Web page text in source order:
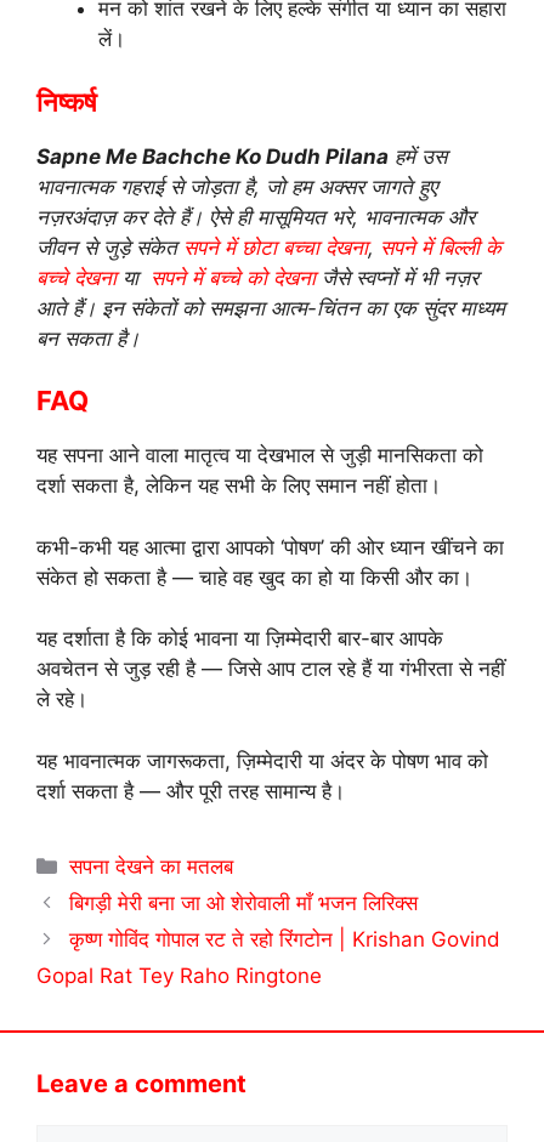
मन को शांत रखने के लिए हल्के संगीत या ध्यान का सहारा
लें।
निष्कर्ष
Sapne Me Bachche Ko Dudh Pilana हमें उस
भावनात्मक गहराई से जोड़ता है, जो हम अक्सर जागते हुए
नज़रअंदाज़ कर देते हैं। ऐसे ही मासूमियत भरे, भावनात्मक और
जीवन से जुड़े संकेत सपने में छोटा बच्चा देखना, सपने में बिल्ली के
बच्चे देखनाया सपने में बच्चे को देखनाजैसे स्वप्नों में भी नज़र
आते हैं। इन संकेतों को समझना आत्म-चिंतन का एक सुंदर माध्यम
बन सकता है।
FAQ
यह सपना आने वाला मातृत्व या देखभाल से जुड़ी मानसिकता को
दर्शा सकता है, लेकिन यह सभी के लिए समान नहीं होता।
कभी-कभी यह आत्मा द्वारा आपको ‘पोषण’ की ओर ध्यान खींचने का
संकेत हो सकता है — चाहे वह खुद का हो या किसी और का।
यह दर्शाता है कि कोई भावना या ज़िम्मेदारी बार-बार आपके
अवचेतन से जुड़ रही है — जिसे आप टाल रहे हैं या गंभीरता से नहीं
ले रहे।
यह भावनात्मक जागरूकता, ज़िम्मेदारी या अंदर के पोषण भाव को
दर्शा सकता है — और पूरी तरह सामान्य है।
Categories
सपना देखने का मतलब
बिगड़ी मेरी बना जा ओ शेरोवाली माँ भजन लिरिक्स
कृष्ण गोविंद गोपाल रट ते रहो रिंगटोन | Krishan Govind
Gopal Rat Tey Raho Ringtone
Leave a comment